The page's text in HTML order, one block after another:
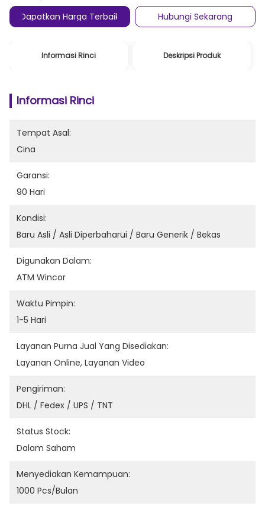
Dapatkan Harga Terbaik
Hubungi Sekarang
Informasi Rinci Deskripsi Produk
Informasi Rinci
Tempat Asal:
Cina
Garansi:
90 Hari
Kondisi:
Baru Asli / Asli Diperbaharui / Baru Generik / Bekas
Digunakan Dalam:
ATM Wincor
Waktu Pimpin:
1-5 Hari
Layanan Purna Jual Yang Disediakan:
Layanan Online, Layanan Video
Pengiriman:
DHL / Fedex / UPS / TNT
Status Stock:
Dalam Saham
Menyediakan Kemampuan:
1000 Pcs/bulan